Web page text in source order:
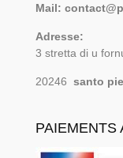
Mail:
Adresse:
3 stretta di u
20246 santo
PAIEMENTS